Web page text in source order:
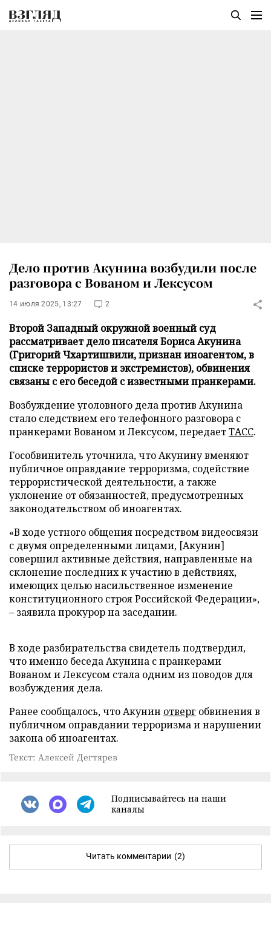
Дело против Акунина возбудили после
разговора с Вованом и Лексусом
14 июля 2025, 13:27 2
Второй Западный окружной военный суд
рассматривает дело писателя Бориса Акунина
(Григорий Чхартишвили, признан иноагентом, в
списке террористов и экстремистов), обвинения
связаны с его беседой с известными пранкерами.
Возбуждение уголовного дела против Акунина
стало следствием его телефонного разговора с
пранкерами Вованом и Лексусом, передаетТАСС.
Гособвинитель уточнила, что Акунину вменяют
публичное оправдание терроризма, содействие
террористической деятельности, а также
уклонение от обязанностей, предусмотренных
законодательством об иноагентах.
«В ходе устного общения посредством видеосвязи
с двумя определенными лицами, [Акунин]
совершил активные действия, направленные на
склонение последних к участию в действиях,
имеющих целью насильственное изменение
конституционного строя Российской Федерации»,
– заявила прокурор на заседании.
В ходе разбирательства свидетель подтвердил,
что именно беседа Акунина с пранкерами
Вованом и Лексусом стала одним из поводов для
возбуждения дела.
Ранее сообщалось, что Акунин отверг обвинения в
публичном оправдании терроризма и нарушении
закона об иноагентах.
Текст: Алексей Дегтярев
Подписывайтесь на наши
каналы
Читать комментарии (2)